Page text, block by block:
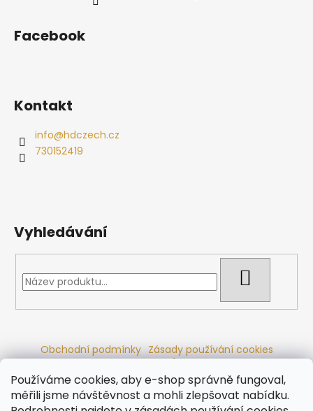
Používáme cookies, aby e-shop správně fungoval,
měřili jsme návštěvnost a mohli zlepšovat nabídku.
Facebook
Kontakt
info@hdczech.cz
730152419
Vyhledávání
Obchodní podmínky Zásady používání cookies
Ochrana osobních údajů Dřevěné sauny
Odstoupení od smlouvy Reklamační řád Kontakty
Koupací sudy
Radiátory